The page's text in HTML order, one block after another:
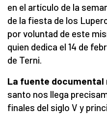
en el artículo de la
de la fiesta de los
por voluntad de este
quien dedica el 14 de
de Terni.
La fuente documental
santo nos llega
finales del siglo V y